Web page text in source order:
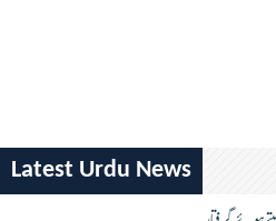
Latest Urdu News